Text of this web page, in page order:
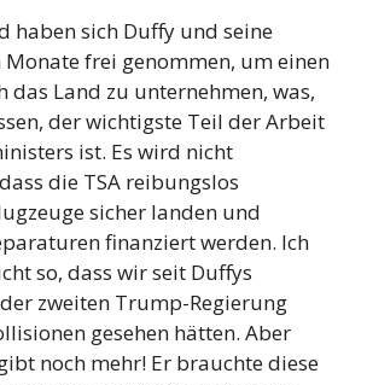
haben sich Duffy und seine
Monate frei genommen, um einen
das Land zu unternehmen, was,
der wichtigste Teil der Arbeit
ist. Es wird nicht
die TSA reibungslos
sicher landen und
finanziert werden. Ich
so, dass wir seit Duffys
zweiten Trump-Regierung
gesehen hätten. Aber
noch mehr! Er brauchte diese